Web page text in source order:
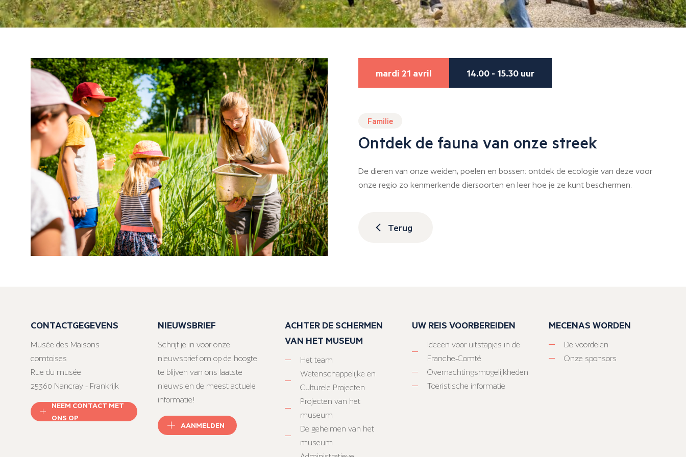
mardi 21 avril 14.00 - 15.30 uur
Familie
Ontdek de fauna van onze streek
De dieren van onze weiden, poelen en bossen: ontdek de ecologie van deze voor
onze regio zo kenmerkende diersoorten en leer hoe je ze kunt beschermen.
Terug
CONTACTGEGEVENS
Musée des Maisons
comtoises
Rue du musée
25360 Nancray - Frankrijk
NEEM CONTACT MET
ONS OP
NIEUWSBRIEF
Schrijf je in voor onze
nieuwsbrief om op de hoogte
te blijven van ons laatste
nieuws en de meest actuele
informatie!
AANMELDEN
ACHTER DE SCHERMEN
VAN HET MUSEUM
Het team
Wetenschappelijke en
Culturele Projecten
Projecten van het
museum
De geheimen van het
museum
UW REIS VOORBEREIDEN
Ideeën voor uitstapjes in de
Franche-Comté
Overnachtingsmogelijkheden
Toeristische informatie
MECENAS WORDEN
De voordelen
Onze sponsors